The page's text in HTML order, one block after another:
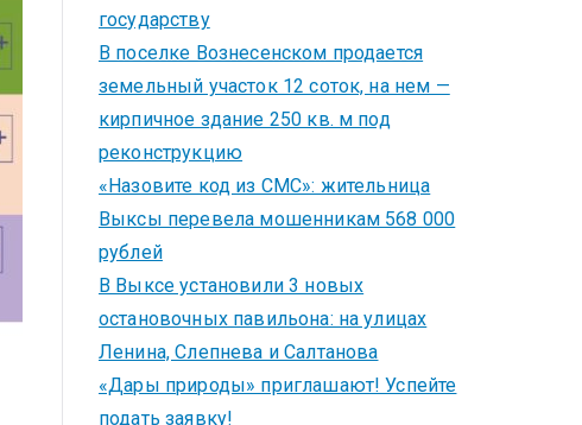
государству
В поселке Вознесенском продается
земельный участок 12 соток, на нем —
кирпичное здание 250 кв. м под
реконструкцию
«Назовите код из СМС»: жительница
Выксы перевела мошенникам 568 000
рублей
В Выксе установили 3 новых
остановочных павильона: на улицах
Ленина, Слепнева и Салтанова
«Дары природы» приглашают! Успейте
подать заявку!